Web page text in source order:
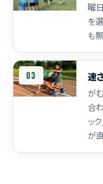
曜
を
も
03 速
が
合
ッ
が